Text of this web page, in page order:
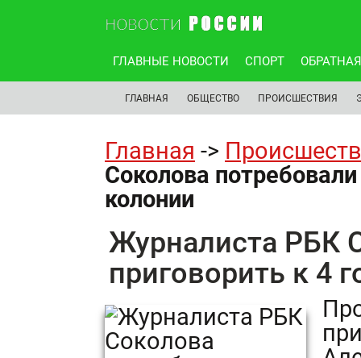
ГЛАВНЫЕ НОВОСТИ СПОРТ
ГЛАВНАЯ ОБЩЕСТВО ПРОИСШЕСТВИЯ
Главная ->
Соколова
колонии
Журналиста РБК
приговорить к 4